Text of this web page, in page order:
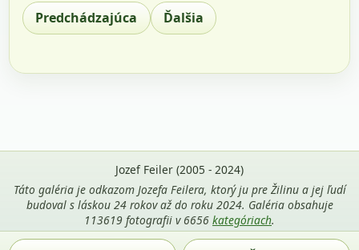
Predchádzajúca Ďalšia
Jozef Feiler (2005 - 2024)
Táto galéria je odkazom Jozefa Feilera, ktorý ju pre Žilinu a jej ľudí
budoval s láskou 24 rokov až do roku 2024. Galéria obsahuje
113619 fotografii v 6656 kategóriach.
Použitie fotografií z tejto stránky je povolené len s uvedením